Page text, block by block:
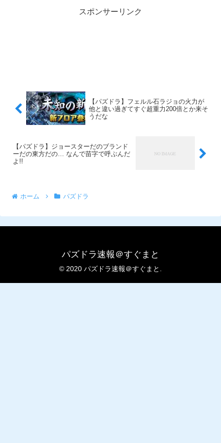
スポンサーリンク
【パズドラ】フェルル石ラジョの火力が
他と違い過ぎてすぐ超重力200倍とか来そ
うだな
【パズドラ】ジョースターだのブランド
ーだの東方だの… なんで苗字で呼ぶんだ
よ!!
ホーム パズドラ
パズドラ速報＠すぐまと
© 2020 パズドラ速報＠すぐまと.